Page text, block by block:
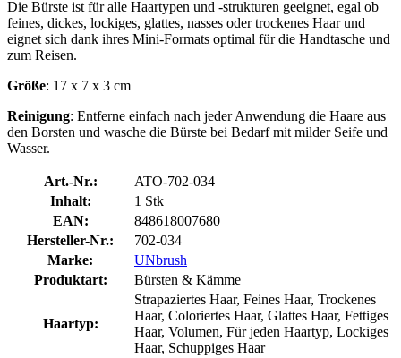
Die Bürste ist für alle Haartypen und -strukturen geeignet, egal ob
feines, dickes, lockiges, glattes, nasses oder trockenes Haar und
eignet sich dank ihres Mini-Formats optimal für die Handtasche und
zum Reisen.
Größe: 17 x 7 x 3 cm
Reinigung: Entferne einfach nach jeder Anwendung die Haare aus
den Borsten und wasche die Bürste bei Bedarf mit milder Seife und
Wasser.
Art.-Nr.:
ATO-702-034
Inhalt:
1 Stk
EAN:
848618007680
Hersteller-Nr.:
702-034
Marke:
UNbrush
Produktart:
Bürsten & Kämme
Haartyp:
Strapaziertes Haar, Feines Haar, Trockenes
Haar, Coloriertes Haar, Glattes Haar, Fettiges
Haar, Volumen, Für jeden Haartyp, Lockiges
Haar, Schuppiges Haar